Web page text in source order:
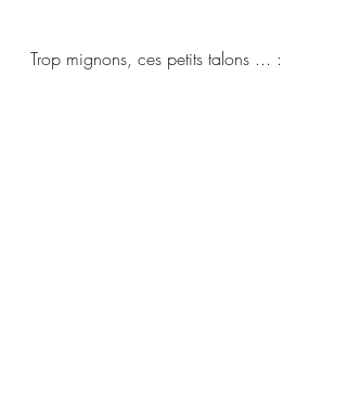
Trop mignons, ces petits talons ... :